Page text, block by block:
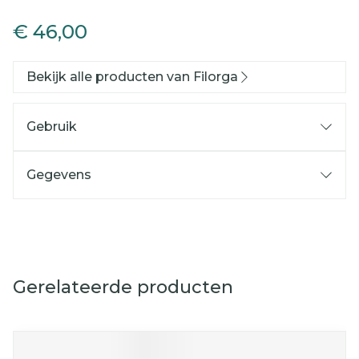
€ 46,00
Bekijk alle producten van Filorga
Gebruik
Gegevens
Gerelateerde producten